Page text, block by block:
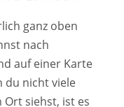
ganz oben
nach
auf einer Karte
du nicht viele
siehst, ist es